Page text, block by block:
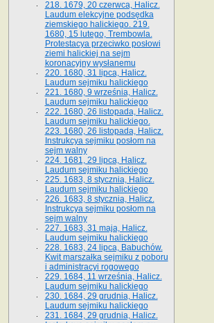
218. 1679, 20 czerwca, Halicz.
Laudum elekcyjne podsędka
ziemskiego halickiego. 219.
1680, 15 lutego, Trembowla.
Protestacya przeciwko posłowi
ziemi halickiej na sejm
koronacyjny wysłanemu
220. 1680, 31 lipca, Halicz.
Laudum sejmiku halickiego
221. 1680, 9 września, Halicz.
Laudum sejmiku halickiego
222. 1680, 26 listopada, Halicz.
Laudum sejmiku halickiego.
223. 1680, 26 listopada, Halicz.
Instrukcya sejmiku posłom na
sejm walny
224. 1681, 29 lipca, Halicz.
Laudum sejmiku halickiego
225. 1683, 8 stycznia, Halicz.
Laudum sejmiku halickiego
226. 1683, 8 stycznia, Halicz.
Instrukcya sejmiku posłom na
sejm walny
227. 1683, 31 maja, Halicz.
Laudum sejmiku halickiego
228. 1683, 24 lipca, Babuchów.
Kwit marszałka sejmiku z poboru
i administracyi rogowego
229. 1684, 11 września, Halicz.
Laudum sejmiku halickiego
230. 1684, 29 grudnia, Halicz.
Laudum sejmiku halickiego
231. 1684, 29 grudnia, Halicz.